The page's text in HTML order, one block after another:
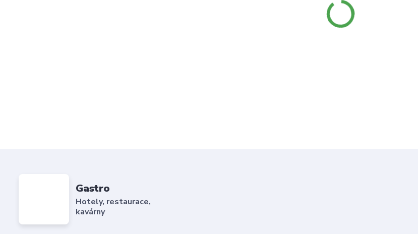
Gastro
Hotely, restaurace,
kavárny